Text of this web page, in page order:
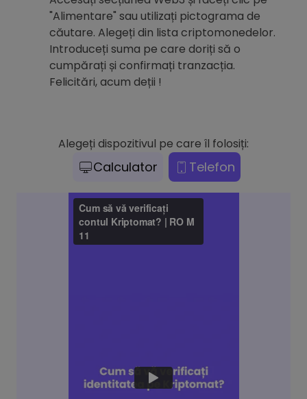
"Alimentare" sau utilizați pictograma de
căutare. Alegeți din lista criptomonedelor.
Introduceți suma pe care doriți să o
cumpărați și confirmați tranzacția.
Felicitări, acum deții !
Alegeți dispozitivul pe care îl folosiți:
Calculator Telefon